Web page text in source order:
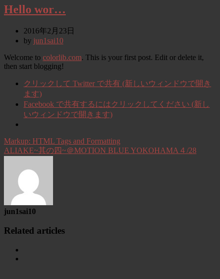
Hello wor…
2016年2月23日
by jun1sai10
Welcome to colorlib.com. This is your first post. Edit or delete it,
then start blogging!
クリックして Twitter で共有 (新しいウィンドウで開き
ます)
Facebook で共有するにはクリックしてください (新し
いウィンドウで開きます)
Markup: HTML Tags and Formatting
ALIAKE~其の四~＠MOTION BLUE YOKOHAMA４/28
jun1sai10
Related articles